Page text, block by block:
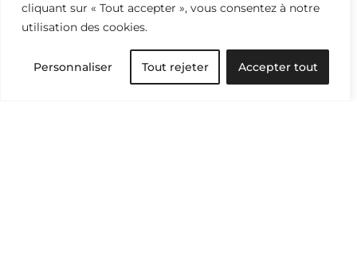
cliquant sur « Tout accepter », vous consentez à notre
utilisation des cookies.
Personnaliser Tout rejeter Accepter tout
Industrie & économie